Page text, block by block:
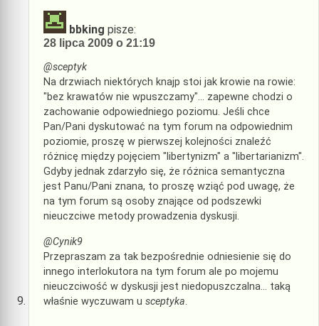
bbking pisze:
28 lipca 2009 o 21:19
@sceptyk
Na drzwiach niektórych knajp stoi jak krowie na rowie:
"bez krawatów nie wpuszczamy"… zapewne chodzi o
zachowanie odpowiedniego poziomu. Jeśli chce
Pan/Pani dyskutować na tym forum na odpowiednim
poziomie, proszę w pierwszej kolejności znaleźć
różnicę między pojęciem "libertynizm" a "libertarianizm".
Gdyby jednak zdarzyło się, że różnica semantyczna
jest Panu/Pani znana, to proszę wziąć pod uwagę, że
na tym forum są osoby znające od podszewki
nieuczciwe metody prowadzenia dyskusji.
@Cynik9
Przepraszam za tak bezpośrednie odniesienie się do
innego interlokutora na tym forum ale po mojemu
nieuczciwość w dyskusji jest niedopuszczalna… taką
właśnie wyczuwam u sceptyka.